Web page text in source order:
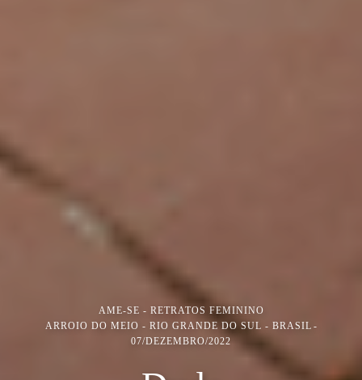
AME-SE - RETRATOS FEMININO
ARROIO DO MEIO - RIO GRANDE DO SUL - BRASIL
07/DEZEMBRO/2022